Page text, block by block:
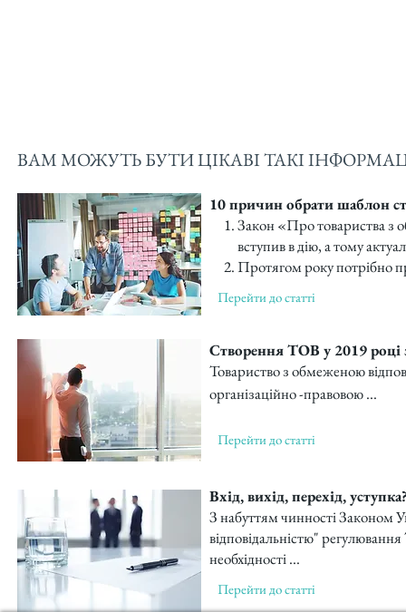
ВАМ МОЖУТЬ БУТИ ЦІКАВІ ТАКІ
10 причин обрати шаблон
Закон «Про товариства з
вступив в дію, а тому
Протягом року потрібно
Перейти до статті
Створення ТОВ у 2019 році
Товариство з обмеженою
організаційно -правовою​...
Перейти до статті
Вхід, вихід, перехід,
З набуттям чинності Законом
відповідальністю"
необхідності ...
Перейти до статті